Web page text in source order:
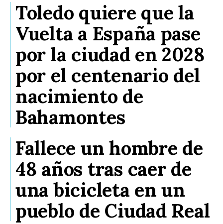
Toledo quiere que la
Vuelta a España pase
por la ciudad en 2028
por el centenario del
nacimiento de
Bahamontes
Fallece un hombre de
48 años tras caer de
una bicicleta en un
pueblo de Ciudad Real